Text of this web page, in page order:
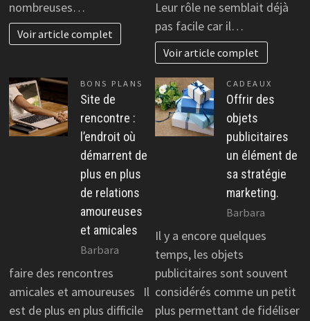
nombreuses…
Voir article complet
Leur rôle ne semblait déjà
pas facile car il…
Voir article complet
BONS PLANS
Site de
rencontre :
l’endroit où
démarrent de
plus en plus
de relations
amoureuses
et amicales
Barbara
faire des rencontres
amicales et amoureuses Il
est de plus en plus difficile
CADEAUX
Offrir des
objets
publicitaires
un élément de
sa stratégie
marketing.
Barbara
Il y a encore quelques
temps, les objets
publicitaires sont souvent
considérés comme un petit
plus permettant de fidéliser